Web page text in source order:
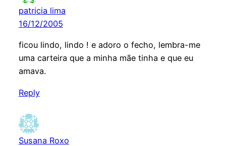
patricia lima
16/12/2005
ficou lindo, lindo ! e adoro o fecho, lembra-me
uma carteira que a minha mãe tinha e que eu
amava.
Reply
Susana Roxo